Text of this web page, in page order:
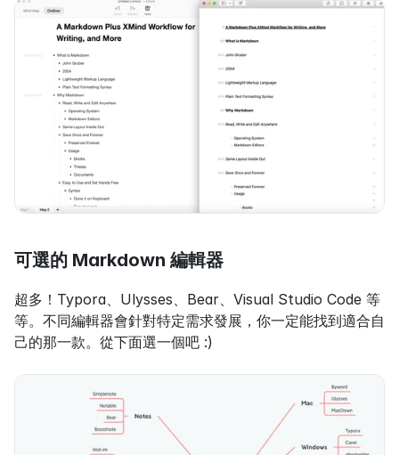
可選的 Markdown 編輯器
超多！Typora、Ulysses、Bear、Visual Studio Code 等
等。不同編輯器會針對特定需求發展，你一定能找到適合自
己的那一款。從下面選一個吧 :)